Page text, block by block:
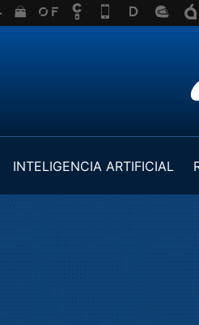
INTELIGENCIA ARTIFICIAL